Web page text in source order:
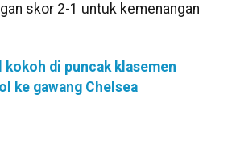
skor 2-1 untuk kemenangan
kokoh di puncak klasemen
ke gawang Chelsea